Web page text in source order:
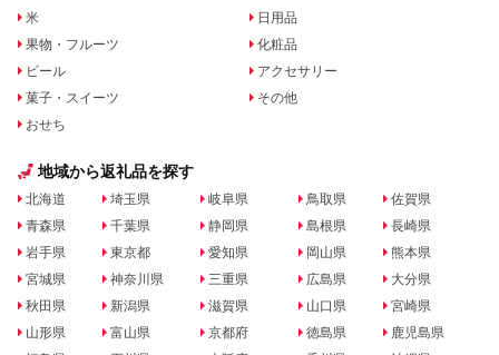
米
果物・フルーツ
ビール
菓子・スイーツ
おせち
日用品
化粧品
アクセサリー
その他
地域から返礼品を探す
北海道
青森県
岩手県
宮城県
秋田県
山形県
埼玉県
千葉県
東京都
神奈川県
新潟県
富山県
岐阜県
静岡県
愛知県
三重県
滋賀県
京都府
鳥取県
島根県
岡山県
広島県
山口県
徳島県
佐賀県
長崎県
熊本県
大分県
宮崎県
鹿児島県